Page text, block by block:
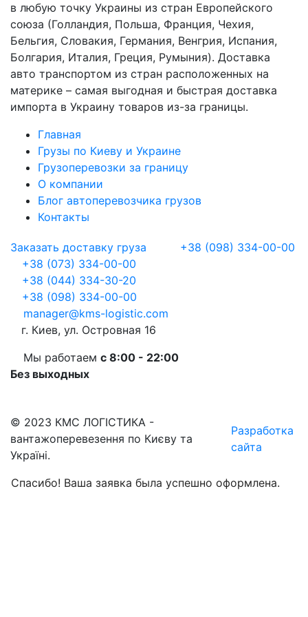
в любую точку Украины из стран Европейского
союза (Голландия, Польша, Франция, Чехия,
Бельгия, Словакия, Германия, Венгрия, Испания,
Болгария, Италия, Греция, Румыния). Доставка
авто транспортом из стран расположенных на
материке – самая выгодная и быстрая доставка
импорта в Украину товаров из-за границы.
Главная
Грузы по Киеву и Украине
Грузоперевозки за границу
О компании
Блог автоперевозчика грузов
Контакты
Заказать доставку груза
+38 (098) 334-00-00
+38 (073) 334-00-00
+38 (044) 334-30-20
+38 (098) 334-00-00
manager@kms-logistic.com
г. Киев, ул. Островная 16
Мы работаем с 8:00 - 22:00
Без выходных
© 2023 КМС ЛОГІСТИКА -
вантажоперевезення по Києву та
Україні.
Разработка
сайта
Спасибо! Ваша заявка была успешно оформлена.